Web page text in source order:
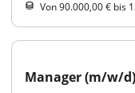
Von 90.000,00 € bis
Manager (m/w/